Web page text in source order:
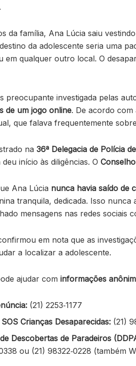
da família, Ana Lúcia saiu
da adolescente seria uma
em qualquer outro local. O
preocupante investigada pelas
de um jogo online. De acordo com
que falava frequentemente
na 36ª Delegacia de Polícia
deu início às diligências. O
Ana Lúcia nunca havia saído de
tranquila, dedicada. Isso
mensagens nas redes sociais
em nota que as
a localizar a adolescente.
ajudar com informações
(21) 2253‑1177
Crianças Desaparecidas: (21)
Descobertas de Paradeiros
ou (21) 98322‑0228 (também